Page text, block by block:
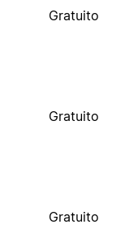
Gratuito
Gratuito
Gratuito